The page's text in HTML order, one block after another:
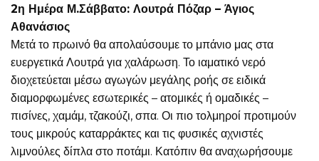
2η Ημέρα Μ.Σάββατο: Λουτρά Πόζαρ – Άγιος
Αθανάσιος
Μετά το πρωινό θα απολαύσουμε το μπάνιο μας στα
ευεργετικά Λουτρά για χαλάρωση. Το ιαματικό νερό
διοχετεύεται μέσω αγωγών μεγάλης ροής σε ειδικά
διαμορφωμένες εσωτερικές – ατομικές ή ομαδικές –
πισίνες, χαμάμ, τζακούζι, σπα. Οι πιο τολμηροί προτιμούν
τους μικρούς καταρράκτες και τις φυσικές αχνιστές
λιμνούλες δίπλα στο ποτάμι. Κατόπιν θα αναχωρήσουμε